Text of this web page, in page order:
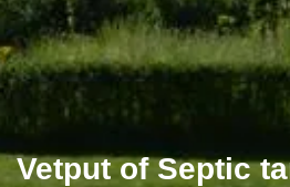
Vetput of Septic